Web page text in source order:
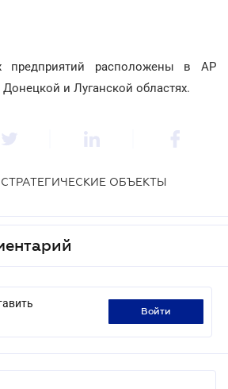
предприятий расположены в АР
и Луганской областях.
СТРАТЕГИЧЕСКИЕ ОБЪЕКТЫ
войти